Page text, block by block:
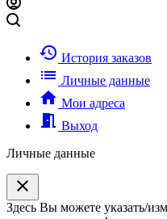
history История заказов
list Личные данные
home Мои адреса
meeting_room Выход
Личные данные
clear
Здесь Вы можете указать/